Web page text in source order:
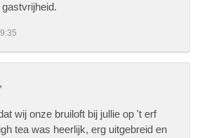
wij onze bruiloft bij jullie op 't erf
tea was heerlijk, erg uitgebreid en